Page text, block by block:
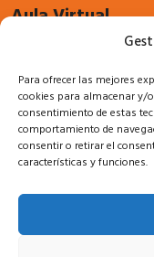
Para ofrecer las mejores
cookies para almacenar y/
consentimiento de estas
comportamiento de
consentir o retirar el
características y funciones.
Aula Virtual
Acceso a campus
Legal
Política de